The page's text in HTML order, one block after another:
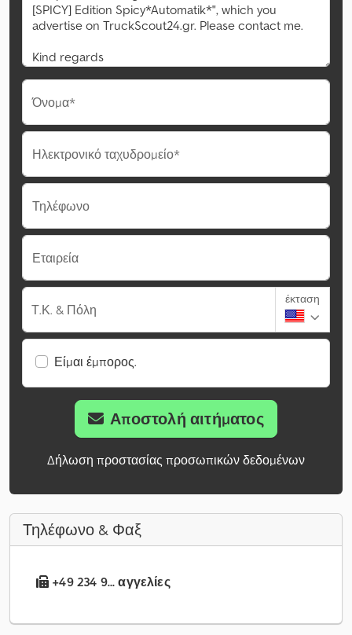
Όνομα*
Ηλεκτρονικό ταχυδρομείο*
Τηλέφωνο
Εταιρεία
Τ.Κ. & Πόλη
έκταση
Είμαι έμπορος.
Αποστολή αιτήματος
Δήλωση προστασίας προσωπικών δεδομένων
Τηλέφωνο & Φαξ
+49 234 9... αγγελίες